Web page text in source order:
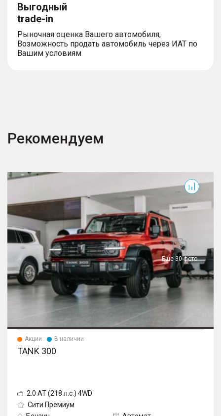
Выгодный
trade-in
Рыночная оценка Вашего автомобиля;
Возможность продать автомобиль через ИАТ по
Вашим условиям
Рекомендуем
Еще 30 фото
300
Акции В наличии
TANK 300
2.0 AT (218 л.с.) 4WD
Сити Премиум